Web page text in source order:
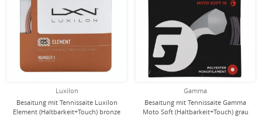
Luxilon
Besaitung mit Tennissaite Luxilon
Element (Haltbarkeit+Touch) bronze
Gamma
Besaitung mit Tennissaite Gamma
Moto Soft (Haltbarkeit+Touch) grau